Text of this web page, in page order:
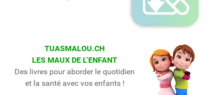
TUASMALOU.CH
LES MAUX DE L’ENFANT
Des livres pour aborder le quotidien
et la santé avec vos enfants !